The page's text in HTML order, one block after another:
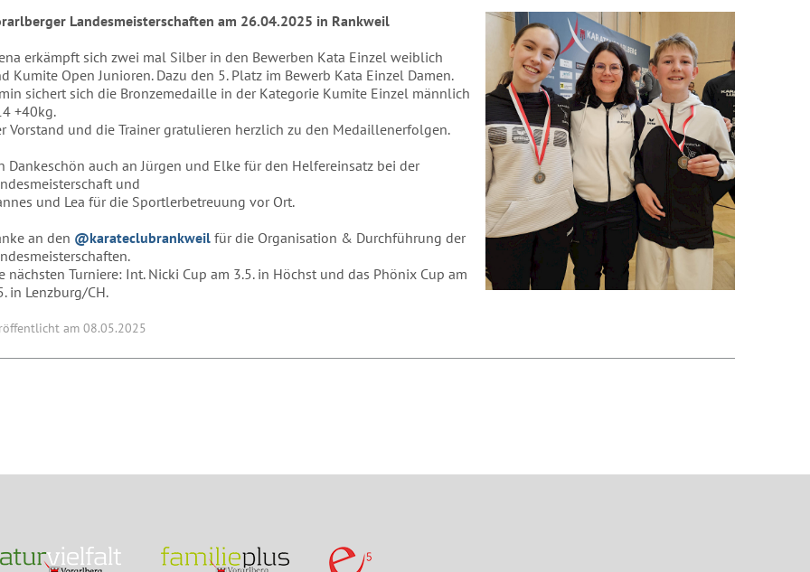
Landesmeisterschaften am 26.04.2025 in Rankweil
erkämpft sich zwei mal Silber in den Bewerben Kata Einzel weiblich
Kumite Open Junioren. Dazu den 5. Platz im Bewerb Kata Einzel Damen.
sichert sich die Bronzemedaille in der Kategorie Kumite Einzel männlich
+40kg.
Vorstand und die Trainer gratulieren herzlich zu den Medaillenerfolgen.
Dankeschön auch an Jürgen und Elke für den Helfereinsatz bei der
und
und Lea für die Sportlerbetreuung vor Ort.
an den @karateclubrankweil für die Organisation & Durchführung der
nächsten Turniere: Int. Nicki Cup am 3.5. in Höchst und das Phönix Cup am
in Lenzburg/CH.
am 08.05.2025